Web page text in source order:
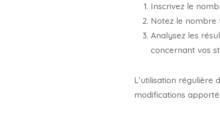
Inscrivez le
Notez le nombre
Analysez les
concernant vos
L’utilisation régulière
modifications